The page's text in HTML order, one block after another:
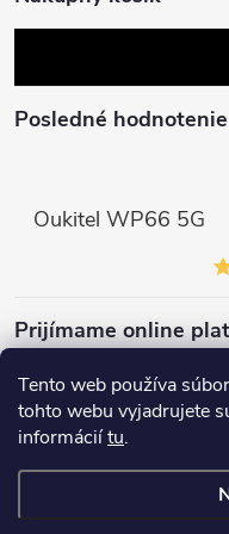
Tento web používa
tohto webu vyjadrujete
informáciítu.
k
y
v
p
s
u
Posledné
Oukitel WP66 5G
Prijímame online